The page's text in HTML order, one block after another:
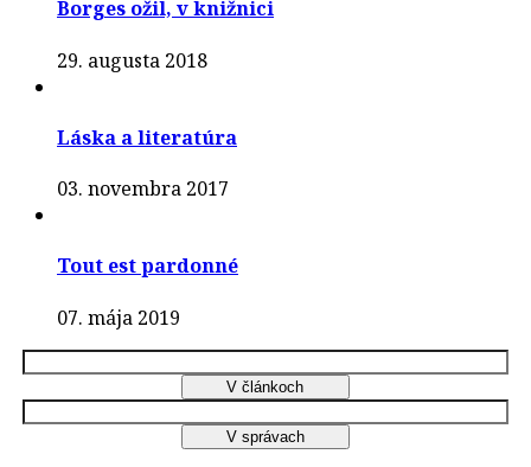
Borges ožil, v knižnici
29. augusta 2018
Láska a literatúra
03. novembra 2017
Tout est pardonné
07. mája 2019